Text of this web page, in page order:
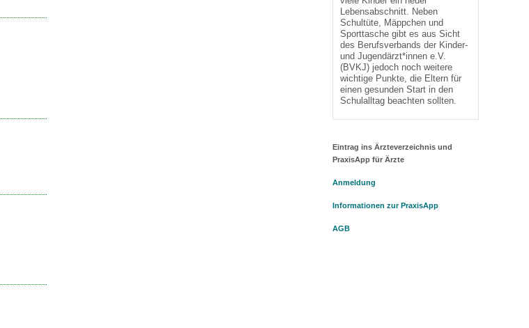
Lebensabschnitt. Neben
Schultüte, Mäppchen und
Sporttasche gibt es aus Sicht
des Berufsverbands der Kinder-
und Jugendärzt*innen e.V.
(BVKJ) jedoch noch weitere
wichtige Punkte, die Eltern für
einen gesunden Start in den
Schulalltag beachten sollten.
Eintrag ins Ärzteverzeichnis und
PraxisApp für Ärzte
Anmeldung
Informationen zur PraxisApp
AGB